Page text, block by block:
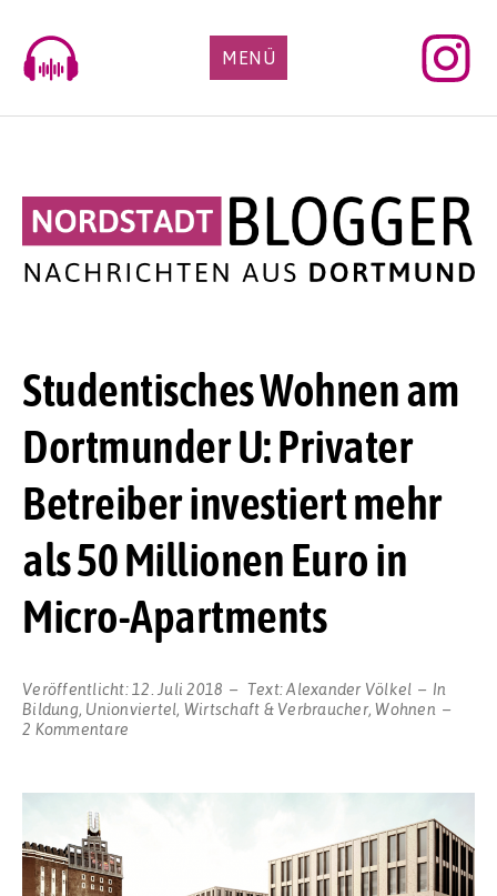
content
MENÜ
Studentisches Wohnen am
Dortmunder U: Privater
Betreiber investiert mehr
als 50 Millionen Euro in
Micro-Apartments
Veröffentlicht: 12. Juli 2018 Text:Alexander Völkel
In
Bildung, Unionviertel, Wirtschaft & Verbraucher,Wohnen
2 Kommentare
Dortmunder